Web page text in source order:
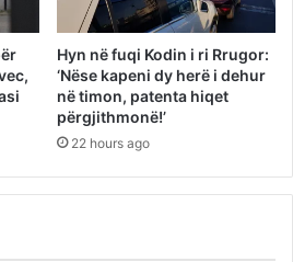
Hyn në fuqi Kodin i ri Rrugor:
‘Nëse kapeni dy herë i dehur
në timon, patenta hiqet
përgjithmonë!’
22 hours ago